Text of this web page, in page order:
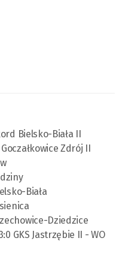
Bielsko-Biała II
Zdrój II
Biała
Dziedzice
GKS Jastrzębie II - WO